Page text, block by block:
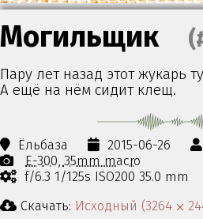
Могильщик
Пару лет назад этот жукарь
А ещё на нём сидит клещ.
Ёльбаза 2015-06-26
E-300 35mm macro
f/6.3 1/125s ISO200 35.0 mm
Скачать: Исходный (3264 ⨉